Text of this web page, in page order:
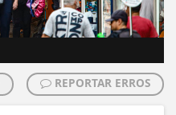
REPORTAR ERROS